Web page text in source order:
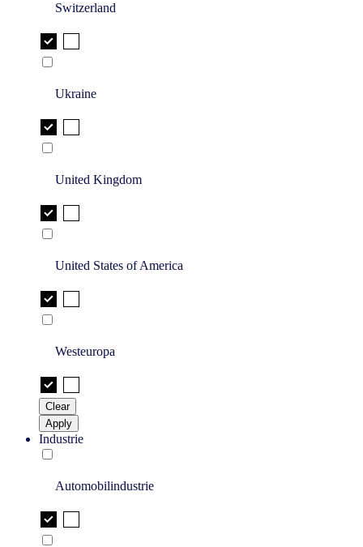
Switzerland
Ukraine
United Kingdom
United States of America
Westeuropa
Clear
Apply
Industrie
Automobilindustrie